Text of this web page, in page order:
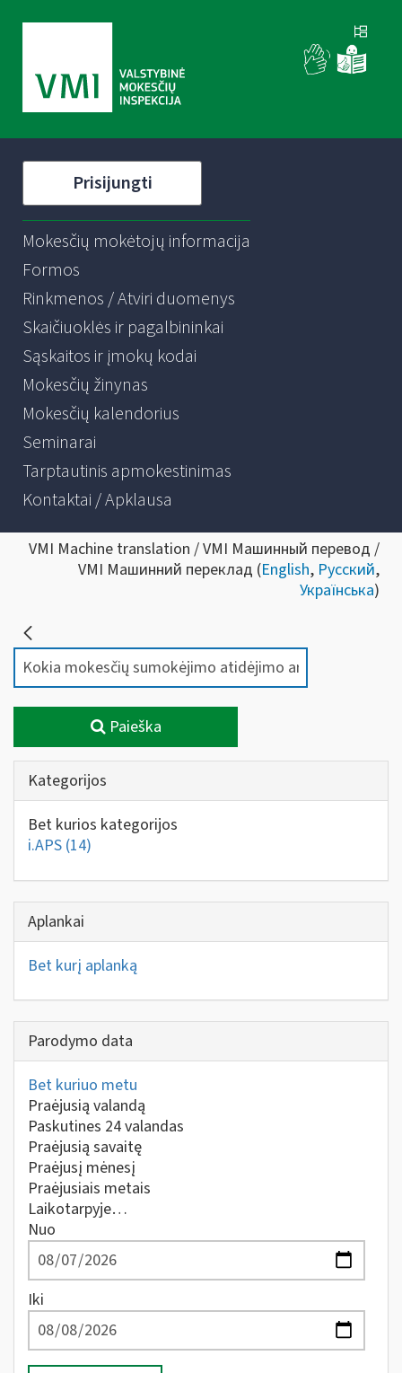
Prisijungti
Mokesčių mokėtojų informacija
Formos
Rinkmenos / Atviri duomenys
Skaičiuoklės ir pagalbininkai
Sąskaitos ir įmokų kodai
Mokesčių žinynas
Mokesčių kalendorius
Seminarai
Tarptautinis apmokestinimas
Kontaktai / Apklausa
VMI Machine translation / VMI Машинный перевод /
VMI Машинний переклад (English, Русский,
Українська)
Paieška
Kategorijos
Bet kurios kategorijos
i.APS (14)
Aplankai
Bet kurį aplanką
Parodymo data
Bet kuriuo metu
Praėjusią valandą
Paskutines 24 valandas
Praėjusią savaitę
Praėjusį mėnesį
Praėjusiais metais
Laikotarpyje…
Nuo
Iki